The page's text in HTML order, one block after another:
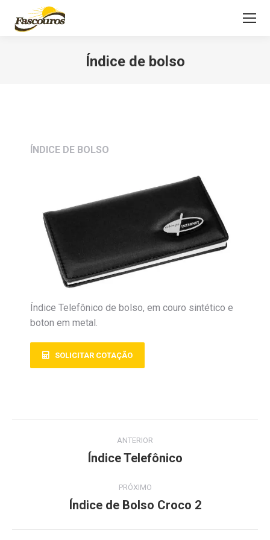
Índice de bolso
ÍNDICE DE BOLSO
Índice Telefônico de bolso, em couro sintético e
boton em metal.
SOLICITAR COTAÇÃO
ANTERIOR
Índice Telefônico
PRÓXIMO
Índice de Bolso Croco 2